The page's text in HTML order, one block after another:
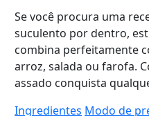
Se você procura uma
suculento por dentro,
combina perfeitamente
arroz, salada ou farofa.
assado conquista
Ingredientes Modo de